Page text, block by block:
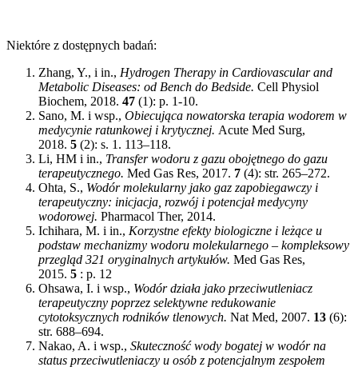
Niektóre z dostępnych badań:
Zhang, Y., i in., Hydrogen Therapy in Cardiovascular and
Metabolic Diseases: od Bench do Bedside. Cell Physiol
Biochem, 2018. 47 (1): p. 1-10.
Sano, M. i wsp., Obiecująca nowatorska terapia wodorem w
medycynie ratunkowej i krytycznej. Acute Med Surg,
2018. 5 (2): s. 1. 113–118.
Li, HM i in., Transfer wodoru z gazu obojętnego do gazu
terapeutycznego. Med Gas Res, 2017. 7 (4): str. 265–272.
Ohta, S., Wodór molekularny jako gaz zapobiegawczy i
terapeutyczny: inicjacja, rozwój i potencjał medycyny
wodorowej. Pharmacol Ther, 2014.
Ichihara, M. i in., Korzystne efekty biologiczne i leżące u
podstaw mechanizmy wodoru molekularnego – kompleksowy
przegląd 321 oryginalnych artykułów. Med Gas Res,
2015. 5 : p. 12
Ohsawa, I. i wsp., Wodór działa jako przeciwutleniacz
terapeutyczny poprzez selektywne redukowanie
cytotoksycznych rodników tlenowych. Nat Med, 2007. 13 (6):
str. 688–694.
Nakao, A. i wsp., Skuteczność wody bogatej w wodór na
status przeciwutleniaczy u osób z potencjalnym zespołem